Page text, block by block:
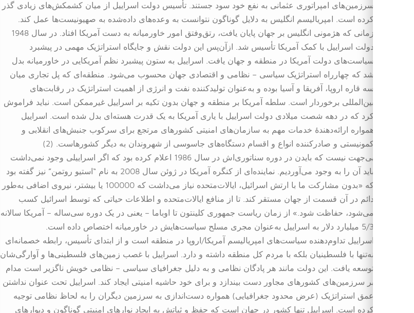
سرزمین‌های امپراتوری عثمانی به نفع خود سود جستند. تأسیس دولت اسراییل از میان کشمکش‌های زیادی گذر
کرده است. امپریالیسم انگلیس به دلایل گوناگون نتوانست به وعده‌های داده‌شده به صهیونیست‌ها عمل کند.
زمانی که هژمونی انگلیس بر جهان پایان یافت، رتق‌وفتق امور خاورمیانه به دست آمریکا افتاد. در سال 1948
دولت اسراییل با کمک آمریکا تأسیس شد. ازآن‌پس این دولت نقش و جایگاه استراتژیک مهمی در پیشبرد
سیاست‌های دولت آمریکا در منطقه و جهان یافت. اسراییل به ستون پیشبرد نظم آمریکایی در خاورمیانه بدل
شد که چهارراه استراتژیک سیاسی – نظامی و اقتصادی جهان محسوب می‌شود. منطقه‌ای که پل تجاری میان
سه قاره اروپا، آفریقا و آسیا بوده و به‌عنوان تولیدکننده نفت و انرژی از اهمیت استراتژیک در رقابت‌های
بین‌المللی برخوردار است. سلطه آمریکا بر منطقه و جهان بدون تکیه ‌بر اسراییل غیرممکن است. نباید فراموش
کرد که در دهه شصت میلادی دولت اسراییل با یاری آمریکا به یک قدرت هسته‌ای بدل شده است. اسراییل
همواره ارائه‌دهندهٔ خدمات مهم به سازمان‌های امنیتی کشورهای مرتجع برای سرکوب جنبش‌های انقلابی و
کمونیستی و صادرکننده انواع و اقسام دستگاه‌های جاسوسی از شهروندان به دیگر کشورهاست. (2)
بی‌جهت نیست که بایدن در دوره سناتوری‌اش در سال 1986 اعلام کرده بود که اگر اسراییلی وجود نمی‌داشت
باید آن را به وجود می‌آوردیم. نماینده‌ای از کنگره آمریکا در ژوئن سال 2008 به نام “استیو روتمن” نیز گفته بود
که «بدون مشارکت ما با ارتش اسرائیل، ایالات‌متحده نیاز می‌داشت که 100000 یا بیشتر، نیروی اضافی به‌طور
دائم در آن قسمت از جهان مستقر کند. تا از منافع ایالات‌متحده و اطلاعات حیاتی که توسط اسرائیل کسب
می‌شود، حفاظت شود.» از زمان ریاست جمهوری کلینتون تا اوباما – یعنی در یک دوره سی‌ساله – آمریکا سالانه
5/3 میلیارد دلار به اسراییل به‌عنوان مجری مسلح سیاست‌هایش در خاورمیانه اختصاص داده است.
اسراییل تداوم‌دهنده سیاست‌های امپریالیسم آمریکا/اروپا در منطقه است و از ابتدای تأسیس، رابطه خصمانه‌ای
نه‌تنها با فلسطینیان بلکه با مردم کل منطقه داشته و دارد. اسراییل با غصب زمین‌های فلسطینی‌ها و آوارگی‌شان
توسعه یافت. این دولت مانند هر پادگان نظامی و به دلیل جغرافیای سیاسی – نظامی خویش ناگزیر است مدام
بر سرزمین‌های کشورهای مجاور دست بیندازد و برای خود حاشیه امنیتی ایجاد کند. اسراییل تحت عنوان نداشتن
عمق استراتژیک (عرض محدود جغرافیایی) همواره دست‌اندازی به سرزمین دیگران را به لحاظ نظامی توجیه
کرده است. اسراییل تنها کشور در جهان است که حفظ و ثباتش به ایجاد نوارهای امنیتی گوناگون و دیوارهای